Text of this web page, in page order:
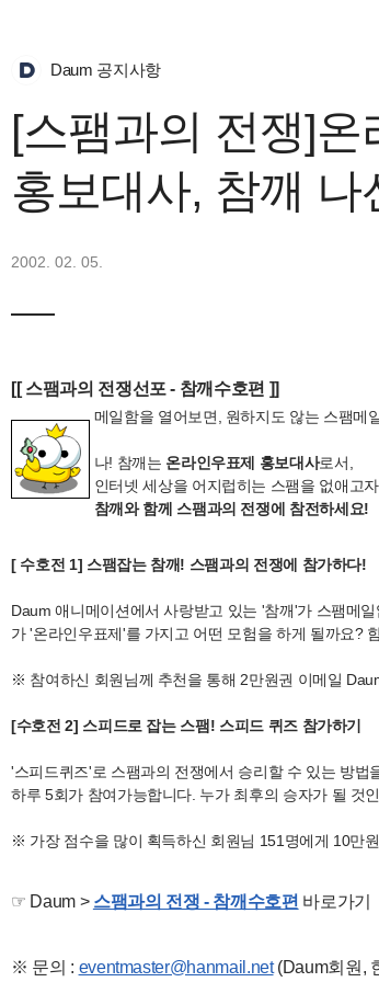
Daum 공지사항
[스팸과의 전쟁]온
홍보대사, 참깨 나
2002. 02. 05.
[[ 스팸과의 전쟁선포 - 참깨수호편 ]]
메일함을 열어보면, 원하지도 않는 스팸메
나! 참깨는 온라인우표제 홍보대사로서,
인터넷 세상을 어지럽히는 스팸을 없애고
참깨와 함께 스팸과의 전쟁에 참전하세요!
[ 수호전 1] 스팸잡는 참깨! 스팸과의 전쟁에 참가하다!
Daum 애니메이션에서 사랑받고 있는 '참깨'가 스팸메
가 '온라인우표제'를 가지고 어떤 모험을 하게 될까요?
※ 참여하신 회원님께 추천을 통해 2만원권 이메일
[수호전 2] 스피드로 잡는 스팸! 스피드 퀴즈 참가하기
'스피드퀴즈'로 스팸과의 전쟁에서 승리할 수 있는 방법
하루 5회가 참여가능합니다. 누가 최후의 승자가 될 것
※ 가장 점수을 많이 획득하신 회원님 151명에게 10만
☞ Daum > 스팸과의 전쟁 - 참깨수호편 바로가기
※ 문의 : eventmaster@hanmail.net(Daum회원,